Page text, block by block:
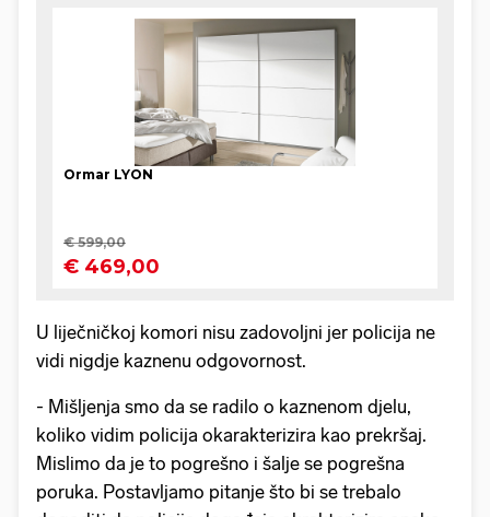
U liječničkoj komori nisu zadovoljni jer policija ne
vidi nigdje kaznenu odgovornost.
- Mišljenja smo da se radilo o kaznenom djelu,
koliko vidim policija okarakterizira kao prekršaj.
Mislimo da je to pogrešno i šalje se pogrešna
poruka. Postavljamo pitanje što bi se trebalo